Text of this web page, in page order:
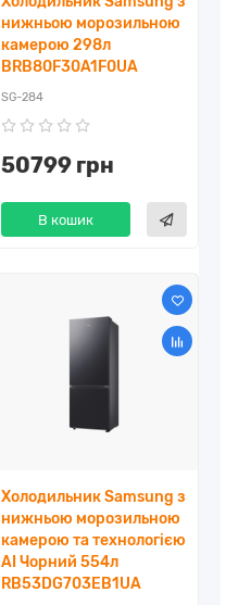
нижньою морозильною
камерою 298л
BRB80F30A1F0UA
SG-284
50799 грн
В кошик
Холодильник Samsung з
нижньою морозильною
камерою та технологією
AI Чорний 554л
RB53DG703EB1UA